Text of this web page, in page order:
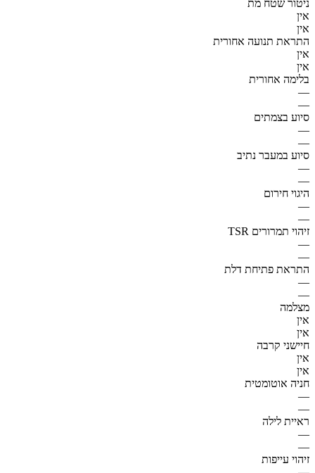
ניטור שטח מת
אין
אין
התראת תנועה אחורית
אין
אין
בלימה אחורית
—
—
סיוע בצמתים
—
—
סיוע במעבר נתיב
—
—
היגוי חירום
—
—
זיהוי תמרורים TSR
—
—
התראת פתיחת דלת
—
—
מצלמה
אין
אין
חיישני קרבה
אין
אין
חניה אוטומטית
—
—
ראיית לילה
—
—
זיהוי עייפות